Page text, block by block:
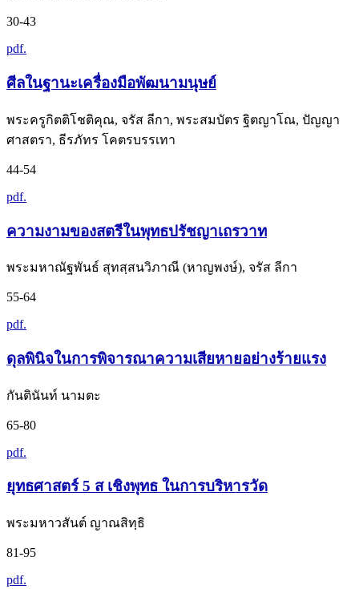
30-43
pdf.
ศีลในฐานะเครื่องมือพัฒนามนุษย์
พระครูกิตติโชติคุณ, จรัส ลีกา, พระสมบัตร ฐิตญาโณ, ปัญญา
ศาสตรา, ธีรภัทร โคตรบรรเทา
44-54
pdf.
ความงามของสตรีในพุทธปรัชญาเถรวาท
พระมหาณัฐพันธ์ สุทสฺสนวิภาณี (หาญพงษ์), จรัส ลีกา
55-64
pdf.
ดุลพินิจในการพิจารณาความเสียหายอย่างร้ายแรง
กันตินันท์ นามตะ
65-80
pdf.
ยุทธศาสตร์ 5 ส เชิงพุทธ ในการบริหารวัด
พระมหาวสันต์ ญาณสิทฺธิ
81-95
pdf.